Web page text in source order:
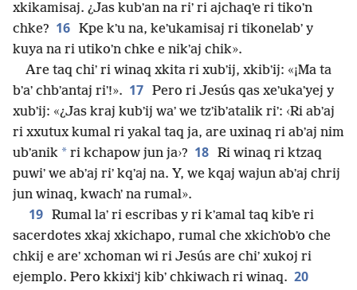
xkikamisaj. ¿Jas kubʼan na riʼ ri ajchaqʼe ri tikoʼn
chke? 16 Kpe kʼu na, keʼukamisaj ri tikonelabʼ y
kuya na ri utikoʼn chke e nikʼaj chik».
Are taq chiʼ ri winaq xkita ri xubʼij, xkibʼij: «¡Ma ta
bʼaʼ chbʼantaj riʼ!». 17 Pero ri Jesús qas xeʼukaʼyej y
xubʼij: «¿Jas kraj kubʼij waʼ we tzʼibʼatalik riʼ: ‹Ri abʼaj
ri xxutux kumal ri yakal taq ja, are uxinaq ri abʼaj nim
ubʼanik * ri kchapow jun ja›? 18 Ri winaq ri ktzaq
puwiʼ we abʼaj riʼ kqʼaj na. Y, we kqaj wajun abʼaj chrij
jun winaq, kwachʼ na rumal».
19 Rumal laʼ ri escribas y ri kʼamal taq kibʼe ri
sacerdotes xkaj xkichapo, rumal che xkichʼobʼo che
chkij e areʼ xchoman wi ri Jesús are chiʼ xukoj ri
ejemplo. Pero kkixiʼj kibʼ chkiwach ri winaq. 20